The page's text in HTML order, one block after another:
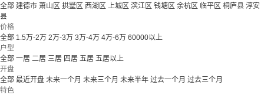
全部 建德市 萧山区 拱墅区 西湖区 上城区 滨江区 钱塘区 余杭区 临平区 桐庐县 淳安
县
价格
全部 1.5万-2万 2万-3万 3万-4万 4万-6万 60000以上
户型
全部 一居 二居 三居 四居 五居 五居以上
开盘
全部 最近开盘 未来一个月 未来三个月 未来半年 过去一个月 过去三个月
特色